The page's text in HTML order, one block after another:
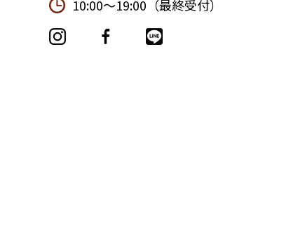
10:00〜19:00（最終受付）